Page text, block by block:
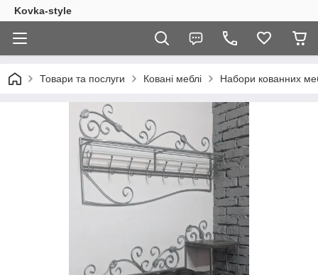
Kovka-style
Товари та послуги Ковані меблі Набори кованних